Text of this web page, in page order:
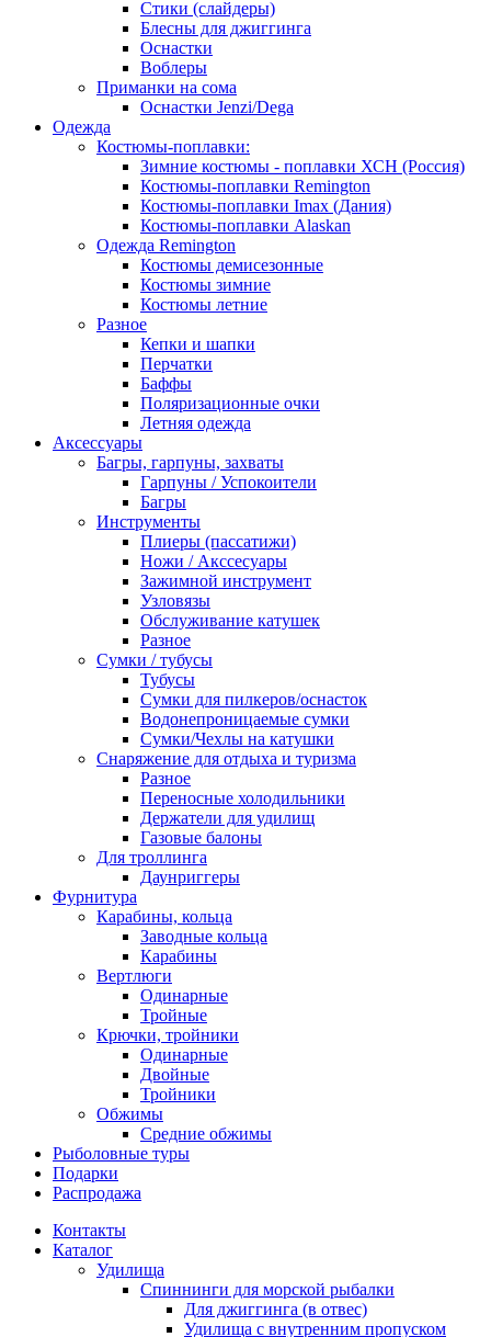
Стики (слайдеры)
Блесны для джиггинга
Оснастки
Воблеры
Приманки на сома
Оснастки Jenzi/Dega
Одежда
Костюмы-поплавки:
Зимние костюмы - поплавки ХСН (Россия)
Костюмы-поплавки Remington
Костюмы-поплавки Imax (Дания)
Костюмы-поплавки Alaskan
Одежда Remington
Костюмы демисезонные
Костюмы зимние
Костюмы летние
Разное
Кепки и шапки
Перчатки
Баффы
Поляризационные очки
Летняя одежда
Аксессуары
Багры, гарпуны, захваты
Гарпуны / Успокоители
Багры
Инструменты
Плиеры (пассатижи)
Ножи / Акссесуары
Зажимной инструмент
Узловязы
Обслуживание катушек
Разное
Сумки / тубусы
Тубусы
Сумки для пилкеров/оснасток
Водонепроницаемые сумки
Сумки/Чехлы на катушки
Снаряжение для отдыха и туризма
Разное
Переносные холодильники
Держатели для удилищ
Газовые балоны
Для троллинга
Даунриггеры
Фурнитура
Карабины, кольца
Заводные кольца
Карабины
Вертлюги
Одинарные
Тройные
Крючки, тройники
Одинарные
Двойные
Тройники
Обжимы
Средние обжимы
Рыболовные туры
Подарки
Распродажа
Контакты
Каталог
Удилища
Спиннинги для морской рыбалки
Для джиггинга (в отвес)
Удилища с внутренним пропуском